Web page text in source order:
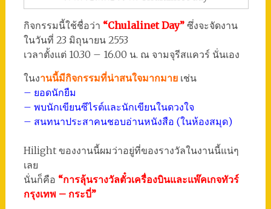
กิจกรรมนี้ใช้ชื่อว่า “Chulalinet Day”ซึ่งจะจัดงาน
ในวันที่ 23 มิถุนายน 2553
เวลาตั้งแต่ 10.30 – 16.00 น. ณ จามจุรีสแควร์ นั่นเอง
ในงานนี้มีกิจกรรมที่น่าสนใจมากมายเช่น
– ยอดนักยืม
– พบนักเขียนซีไรต์และนักเขียนในดวงใจ
– สนทนาประสาคนชอบอ่านหนังสือ (ในห้องสมุด)
Hilight ของงานนี้ผมว่าอยู่ที่ของรางวัลในงานนี้แน่ๆ
เลย
นั่นก็คือ “การลุ้นรางวัลตั๋วเครื่องบินและแพ๊คเกจทัวร์
กรุงเทพ – กระบี่”